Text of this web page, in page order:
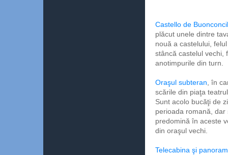
Castello de
plăcut unele dintre
nouă a castelului,
stâncă castelul vechi,
anotimpurile din turn.
Oraşul subteran , în
scările din piaţa
Sunt acolo bucăţi de
perioada romană,
predomină în aceste
din oraşul vechi.
Telecabina şi